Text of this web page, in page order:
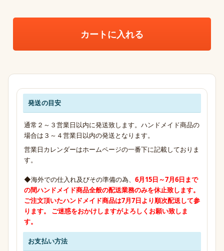
カートに入れる
発送・お支払い・送料のご案内
発送の目安
通常２～３営業日以内に発送致します。ハンドメイド商品の
場合は３～４営業日以内の発送となります。
営業日カレンダーはホームページの一番下に記載しておりま
す。
◆海外での仕入れ及びその準備の為、 6月15日～7月6日まで
の間ハンドメイド商品全般の配送業務のみを休止致します。
ご注文頂いたハンドメイド商品は7月7日より順次配送して参
ります。 ご迷惑をおかけしますがよろしくお願い致しま
す。
お支払い方法